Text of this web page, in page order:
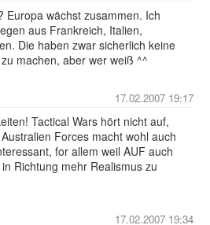
Europa wächst zusammen. Ich
aus Frankreich, Italien,
Die haben zwar sicherlich keine
machen, aber wer weiß ^^
17.02.2007 19:17
Tactical Wars hört nicht auf,
Forces macht wohl auch
for allem weil AUF auch
Richtung mehr Realismus zu
17.02.2007 19:34